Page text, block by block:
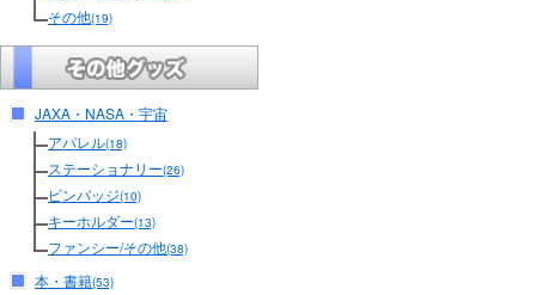
その他(19)
JAXA・NASA・宇宙
アパレル(18)
ステーショナリー(26)
ピンバッジ(10)
キーホルダー(13)
ファンシー/その他(38)
本・書籍(53)